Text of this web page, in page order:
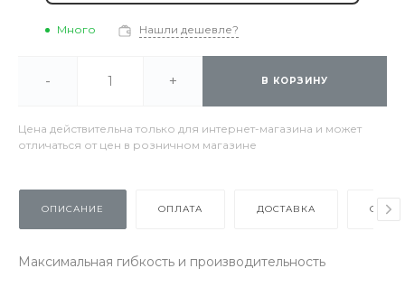
Много Нашли дешевле?
- + В КОРЗИНУ
Цена действительна только для интернет-магазина и может
отличаться от цен в розничном магазине
ОПИСАНИЕ ОПЛАТА ДОСТАВКА
Максимальная гибкость и производительность